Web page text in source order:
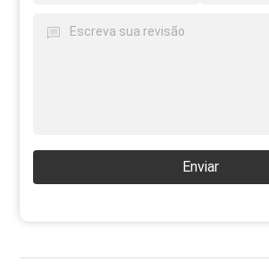
Enviar